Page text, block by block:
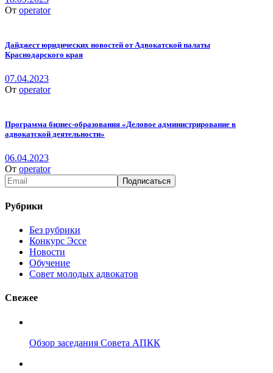
От operator
Дайджест юридических новостей от Адвокатской палаты
Краснодарского края
07.04.2023
От operator
Программа бизнес-образования «Деловое администрирование в
адвокатской деятельности»
06.04.2023
От operator
Рубрики
Без рубрики
Конкурс Эссе
Новости
Обучение
Совет молодых адвокатов
Свежее
Обзор заседания Совета АПКК